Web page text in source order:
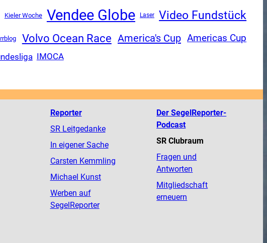
Kieler Woche Vendee Globe Laser Video Fundstück
Volvo Ocean Race America's Cup Americas Cup
IMOCA
Reporter
SR Leitgedanke
In eigener Sache
Carsten Kemmling
Michael Kunst
Werben auf
SegelReporter
Der SegelReporter-
Podcast
SR Clubraum
Fragen und
Antworten
Mitgliedschaft
erneuern